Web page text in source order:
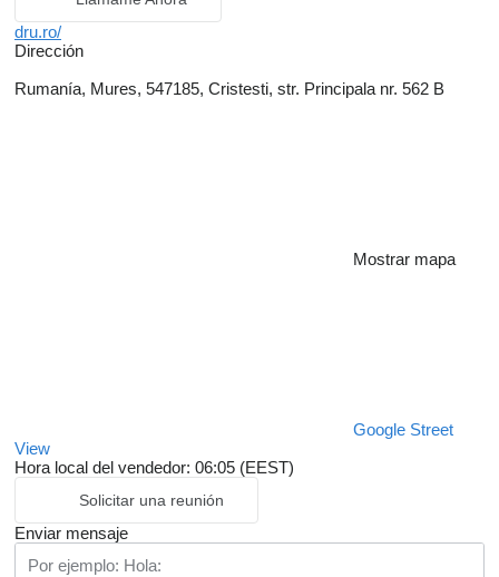
dru.ro/
Dirección
Rumanía, Mures, 547185, Cristesti, str. Principala nr. 562 B
Mostrar mapa
Google Street
View
Hora local del vendedor: 06:05 (EEST)
Solicitar una reunión
Enviar mensaje